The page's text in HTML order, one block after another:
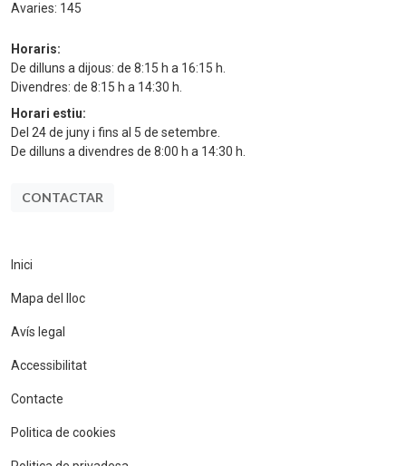
Avaries: 145
Horaris:
De dilluns a dijous: de 8:15 h a 16:15 h.
Divendres: de 8:15 h a 14:30 h.
Horari estiu:
Del 24 de juny i fins al 5 de setembre.
De dilluns a divendres de 8:00 h a 14:30 h.
CONTACTAR
Inici
Mapa del lloc
Avís legal
Accessibilitat
Contacte
Politica de cookies